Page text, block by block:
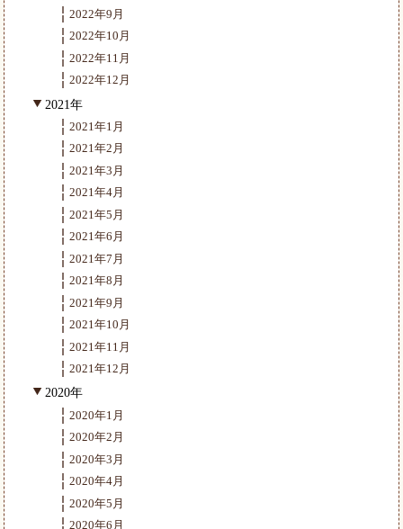
2022年9月
2022年10月
2022年11月
2022年12月
2021年
2021年1月
2021年2月
2021年3月
2021年4月
2021年5月
2021年6月
2021年7月
2021年8月
2021年9月
2021年10月
2021年11月
2021年12月
2020年
2020年1月
2020年2月
2020年3月
2020年4月
2020年5月
2020年6月